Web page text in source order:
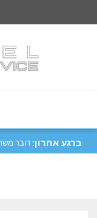
ברגע אחרון: סער: אדם נעקרו מבתיהם